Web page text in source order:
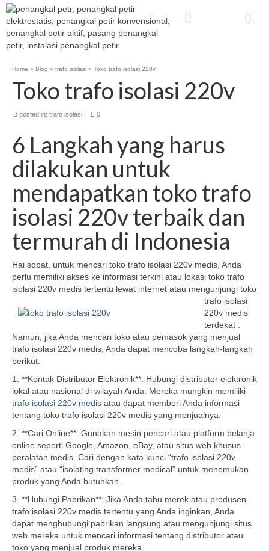
Home » Blog » trafo isolasi » Toko trafo isolasi 220v
Toko trafo isolasi 220v
posted in: trafo isolasi | 0
6 Langkah yang harus
dilakukan untuk
mendapatkan toko trafo
isolasi 220v terbaik dan
termurah di Indonesia
Hai sobat, untuk mencari toko trafo isolasi 220v medis, Anda
perlu memiliki akses ke informasi terkini atau lokasi toko trafo
isolasi 220v medis tertentu lewat internet atau mengunjungi toko
trafo isolasi
220v medis
terdekat .
Namun, jika Anda mencari toko atau pemasok yang menjual
trafo isolasi 220v medis, Anda dapat mencoba langkah-langkah
berikut:
1. **Kontak Distributor Elektronik**: Hubungi distributor elektronik
lokal atau nasional di wilayah Anda. Mereka mungkin memiliki
trafo isolasi 220v medis atau dapat memberi Anda informasi
tentang toko trafo isolasi 220v medis yang menjualnya.
2. **Cari Online**: Gunakan mesin pencari atau platform belanja
online seperti Google, Amazon, eBay, atau situs web khusus
peralatan medis. Cari dengan kata kunci “trafo isolasi 220v
medis” atau “isolating transformer medical” untuk menemukan
produk yang Anda butuhkan.
3. **Hubungi Pabrikan**: Jika Anda tahu merek atau produsen
trafo isolasi 220v medis tertentu yang Anda inginkan, Anda
dapat menghubungi pabrikan langsung atau mengunjungi situs
web mereka untuk mencari informasi tentang distributor atau
toko yang menjual produk mereka.